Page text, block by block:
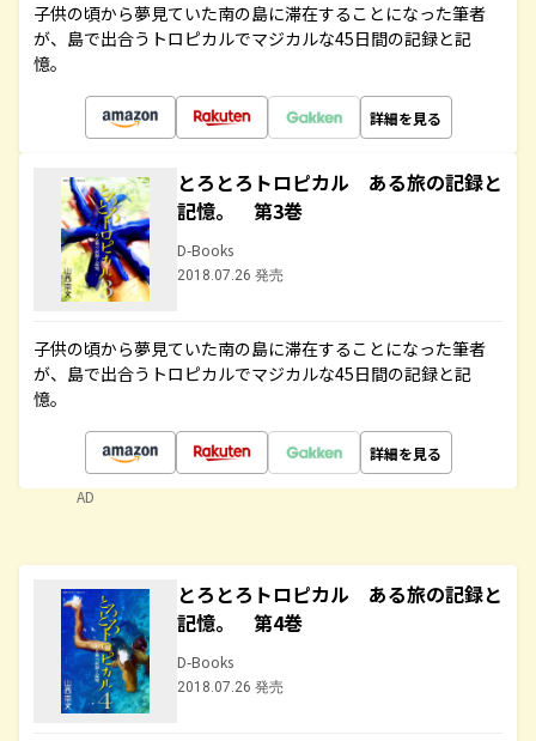
子供の頃から夢見ていた南の島に滞在することになった筆者
が、島で出合うトロピカルでマジカルな45日間の記録と記
憶。
詳細を見る
とろとろトロピカル ある旅の記録と
記憶。 第3巻
D-Books
2018.07.26 発売
子供の頃から夢見ていた南の島に滞在することになった筆者
が、島で出合うトロピカルでマジカルな45日間の記録と記
憶。
詳細を見る
AD
とろとろトロピカル ある旅の記録と
記憶。 第4巻
D-Books
2018.07.26 発売